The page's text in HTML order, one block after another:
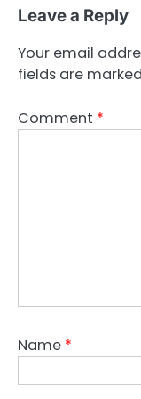
Leave a Reply
Your email
fields are marked
Comment *
Name *